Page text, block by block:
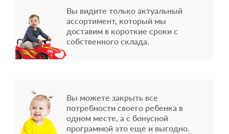
Вы видите только актуальный
ассортимент, который мы
доставим в короткие сроки с
собственного склада.
Вы можете закрыть все
потребности своего ребенка в
одном месте, а с бонусной
программой это еще и выгодно.